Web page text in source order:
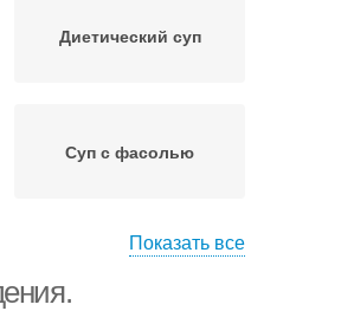
Диетический суп
Суп с фасолью
Показать все